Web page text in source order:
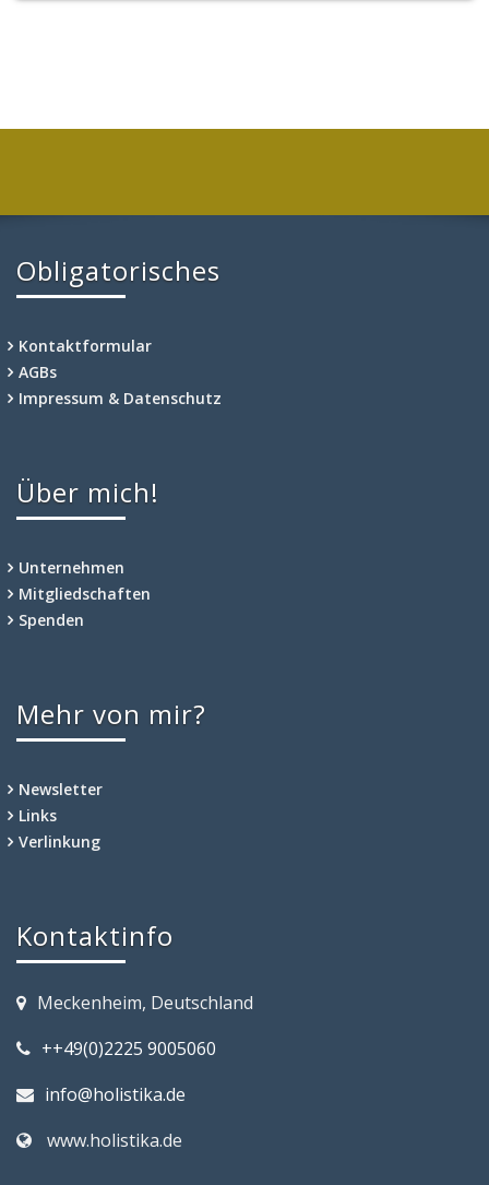
Obligatorisches
Kontaktformular
AGBs
Impressum & Datenschutz
Über mich!
Unternehmen
Mitgliedschaften
Spenden
Mehr von mir?
Newsletter
Links
Verlinkung
Kontaktinfo
Meckenheim, Deutschland
++49(0)2225 9005060
info@holistika.de
www.holistika.de